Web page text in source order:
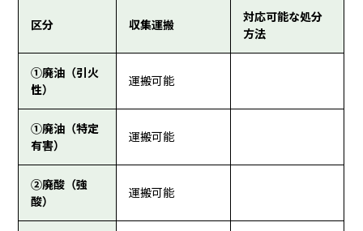
区分 収集運搬
対応可能な処分
方法
①廃油（引火
性）
運搬可能
①廃油（特定
有害）
運搬可能
②廃酸（強
酸）
運搬可能